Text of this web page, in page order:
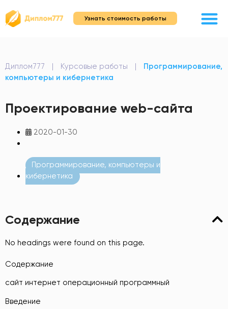
Узнать стоимость работы
Диплом777 | Курсовые работы |
Программирование,
компьютеры и кибернетика
Проектирование web-сайта
2020-01-30
Программирование, компьютеры и
кибернетика
Содержание
No headings were found on this page.
Содержание
сайт интернет операционный программный
Введение